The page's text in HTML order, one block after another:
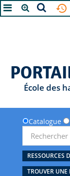
École des
Catalogue
RESSOURCES
TROUVER UNE